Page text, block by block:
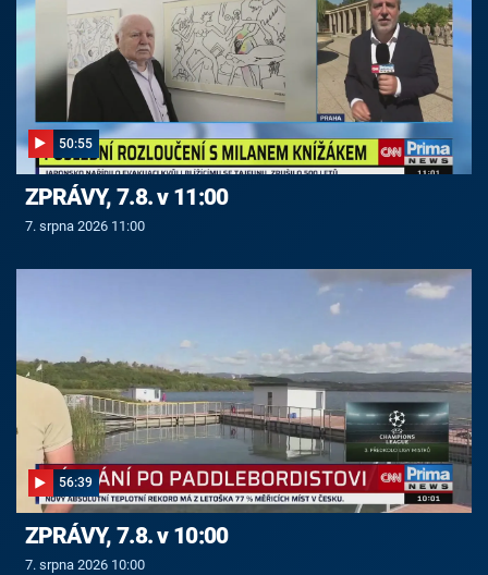
50:55
ZPRÁVY, 7.8. v 11:00
7. srpna 2026 11:00
56:39
ZPRÁVY, 7.8. v 10:00
7. srpna 2026 10:00